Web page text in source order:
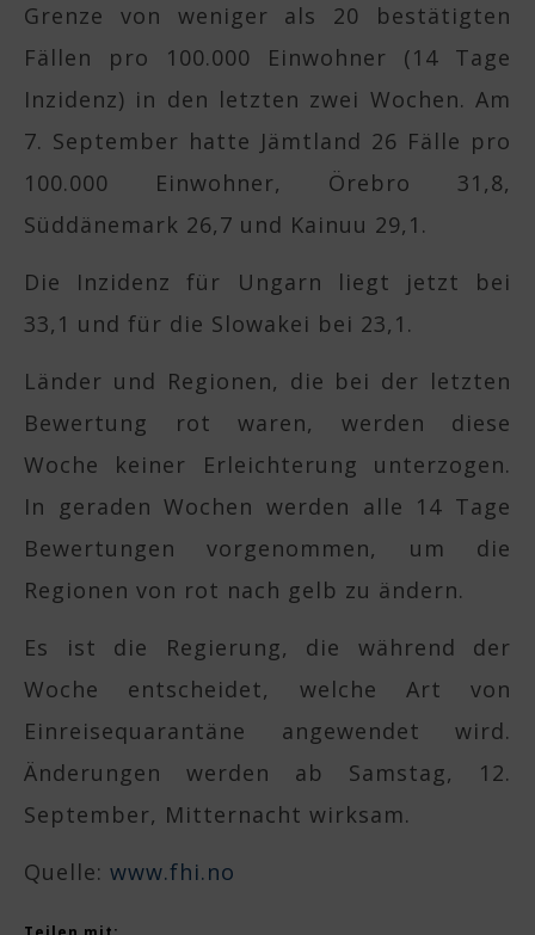
Grenze von weniger als 20 bestätigten
Fällen pro 100.000 Einwohner (14 Tage
Inzidenz) in den letzten zwei Wochen. Am
7. September hatte Jämtland 26 Fälle pro
100.000 Einwohner, Örebro 31,8,
Süddänemark 26,7 und Kainuu 29,1.
Die Inzidenz für Ungarn liegt jetzt bei
33,1 und für die Slowakei bei 23,1.
Länder und Regionen, die bei der letzten
Bewertung rot waren, werden diese
Woche keiner Erleichterung unterzogen.
In geraden Wochen werden alle 14 Tage
Bewertungen vorgenommen, um die
Regionen von rot nach gelb zu ändern.
Es ist die Regierung, die während der
Woche entscheidet, welche Art von
Einreisequarantäne angewendet wird.
Änderungen werden ab Samstag, 12.
September, Mitternacht wirksam.
Quelle: www.fhi.no